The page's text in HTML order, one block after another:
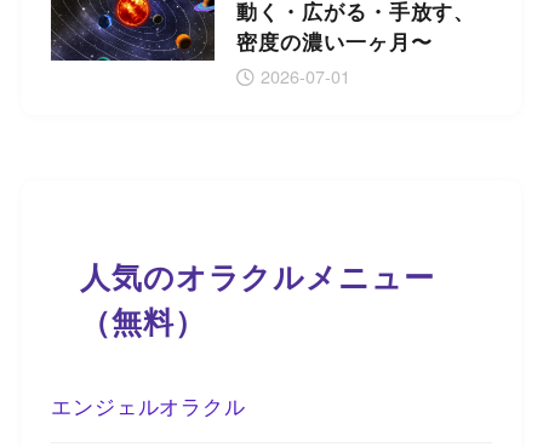
動く・広がる・手放す、
密度の濃い一ヶ月〜
2026-07-01
人気のオラクルメニュー
（無料）
エンジェルオラクル